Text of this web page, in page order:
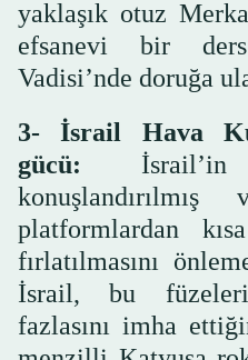
yaklaşık otuz
efsanevi bir
Vadisi’nde doruğa
3- İsrail Hava
gücü: İsrail’in
platformlardan
fırlatılmasını
İsrail, bu
fazlasını imha